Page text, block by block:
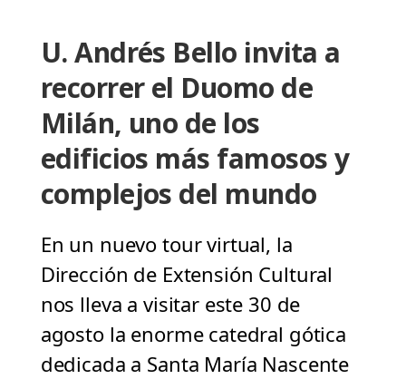
U. Andrés Bello invita a
recorrer el Duomo de
Milán, uno de los
edificios más famosos y
complejos del mundo
En un nuevo tour virtual, la
Dirección de Extensión Cultural
nos lleva a visitar este 30 de
agosto la enorme catedral gótica
dedicada a Santa María Nascente